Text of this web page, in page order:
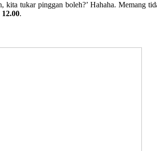
kita tukar pinggan boleh?’ Hahaha. Memang
.